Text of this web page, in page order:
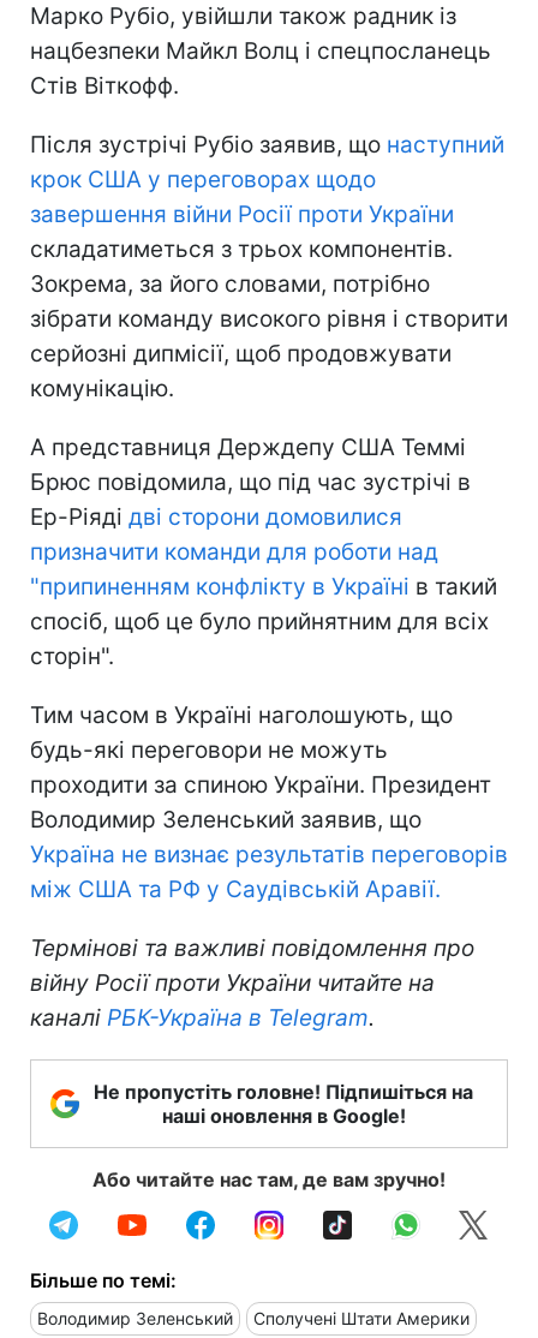
Марко Рубіо, увійшли також радник із
нацбезпеки Майкл Волц і спецпосланець
Стів Віткофф.
Після зустрічі Рубіо заявив, що наступний
крок США у переговорах щодо
завершення війни Росії проти України
складатиметься з трьох компонентів.
Зокрема, за його словами, потрібно
зібрати команду високого рівня і створити
серйозні дипмісії, щоб продовжувати
комунікацію.
А представниця Держдепу США Теммі
Брюс повідомила, що під час зустрічі в
Ер-Ріяді дві сторони домовилися
призначити команди для роботи над
"припиненням конфлікту в Україні в такий
спосіб, щоб це було прийнятним для всіх
сторін".
Тим часом в Україні наголошують, що
будь-які переговори не можуть
проходити за спиною України. Президент
Володимир Зеленський заявив, що
Україна не визнає результатів переговорів
між США та РФ у Саудівській Аравії.
Термінові та важливі повідомлення про
війну Росії проти України читайте на
каналі РБК-Україна в Telegram.
Не пропустіть головне! Підпишіться на
наші оновлення в Google!
Або читайте нас там, де вам зручно!
Більше по темі:
Володимир Зеленський Сполучені Штати Америки